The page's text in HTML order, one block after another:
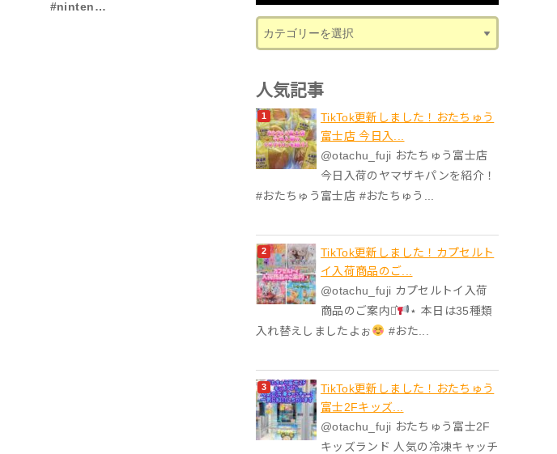
#ninten…
人気記事
TikTok更新しました！おたちゅう
富士店 今日入...
@otachu_fuji おたちゅう富士店
今日入荷のヤマザキパンを紹介！
#おたちゅう富士店 #おたちゅう...
TikTok更新しました！カプセルト
イ入荷商品のご...
@otachu_fuji カプセルトイ入荷
商品のご案内⋆͛
⋆ 本日は35種類
入れ替えしましたよぉ
#おた...
TikTok更新しました！おたちゅう
富士2Fキッズ...
@otachu_fuji おたちゅう富士2F
キッズランド 人気の冷凍キャッチ